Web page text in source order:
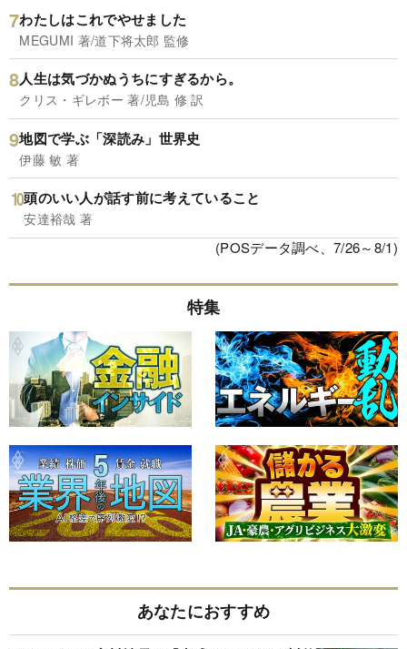
わたしはこれでやせました
MEGUMI 著/道下将太郎 監修
人生は気づかぬうちにすぎるから。
クリス・ギレボー 著/児島 修 訳
地図で学ぶ「深読み」世界史
伊藤 敏 著
頭のいい人が話す前に考えていること
安達裕哉 著
(POSデータ調べ、7/26～8/1)
特集
あなたにおすすめ